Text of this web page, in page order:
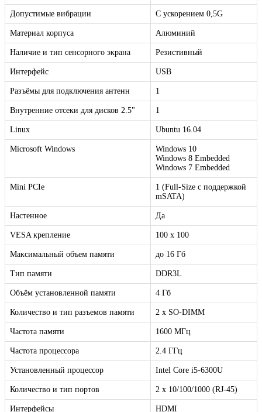
Допустимые вибрации C ускорением 0,5G
Материал корпуса Алюминий
Наличие и тип сенсорного экрана Резистивный
Интерфейс USB
Разъёмы для подключения антенн 1
Внутренние отсеки для дисков 2.5" 1
Linux Ubuntu 16.04
Microsoft Windows
Windows 10
Windows 8 Embedded
Windows 7 Embedded
Mini PCIe
1 (Full-Size c поддержкой
mSATA)
Настенное Да
VESA крепление 100 x 100
Максимальный объем памяти до 16 Гб
Тип памяти DDR3L
Объём установленной памяти 4 Гб
Количество и тип разъемов памяти 2 x SO-DIMM
Частота памяти 1600 МГц
Частота процессора 2.4 ГГц
Установленный процессор Intel Core i5-6300U
Количество и тип портов 2 х 10/100/1000 (RJ-45)
Интерфейсы
HDMI